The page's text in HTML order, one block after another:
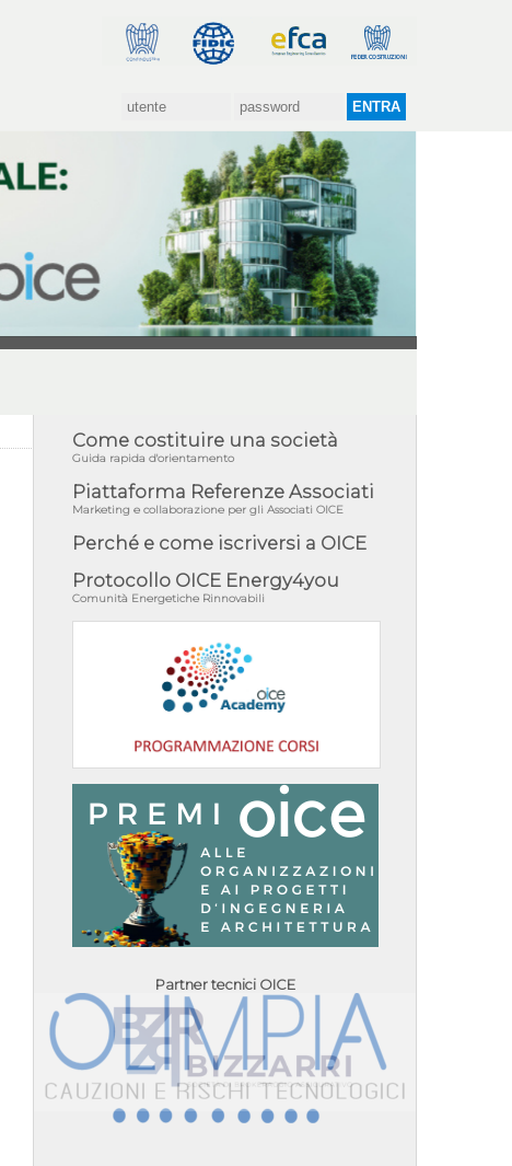
Come costituire una società
Guida rapida d'orientamento
Piattaforma Referenze Associati
Marketing e collaborazione per gli Associati OICE
Perché e come iscriversi a OICE
Protocollo OICE Energy4you
Comunità Energetiche Rinnovabili
Partner tecnici OICE